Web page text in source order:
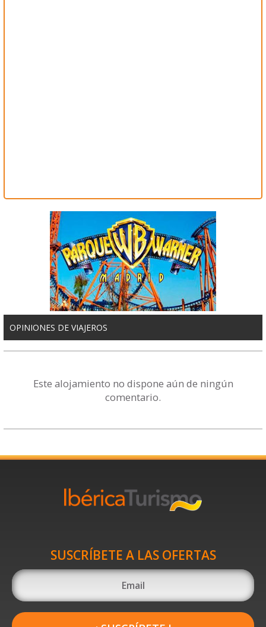
OPINIONES DE VIAJEROS
Este alojamiento no dispone aún de ningún
comentario.
SUSCRÍBETE A LAS OFERTAS